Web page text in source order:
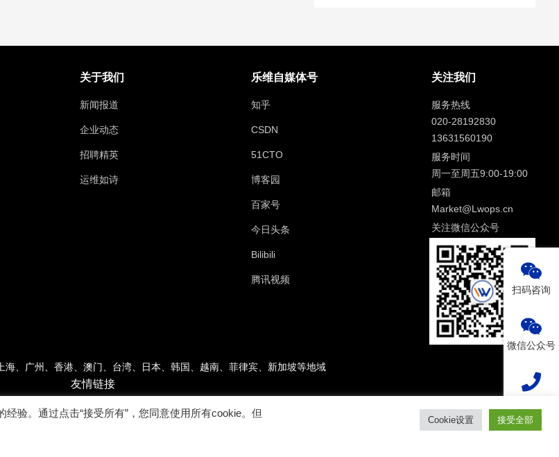
关于我们
新闻报道
企业动态
招聘精英
运维如诗
乐维自媒体号
知乎
CSDN
51CTO
博客园
百家号
今日头条
Bilibili
腾讯视频
关注我们
服务热线
020-28192830
13631560190
服务时间
周一至周五9:00-19:00
邮箱
Market@Lwops.cn
关注微信公众号
海、广州、香港、澳门、台湾、日本、韩国、越南、菲律宾、新加坡等地域
友情链接
验。通过点击“接受所有”，您同意使用所有cookie。但
Cookie设置 接受全部
扫码咨询
微信公众号